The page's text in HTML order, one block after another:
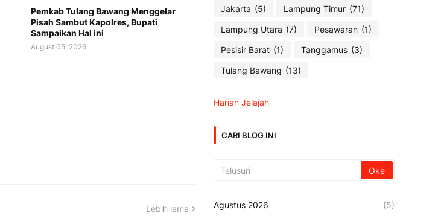
Pemkab Tulang Bawang Menggelar
Pisah Sambut Kapolres, Bupati
Sampaikan Hal ini
August 05, 2026
Lebih lama
Jakarta (5) Lampung Timur (71)
Lampung Utara (7) Pesawaran (1)
Pesisir Barat (1) Tanggamus (3)
Tulang Bawang (13)
Harian Jelajah
CARI BLOG INI
Agustus 2026 (5)